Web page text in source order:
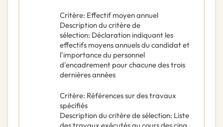
Critère: Effectif moyen annuel
Description du critère de
sélection: Déclaration indiquant les
effectifs moyens annuels du candidat et
l'importance du personnel
d'encadrement pour chacune des trois
dernières années
Critère: Références sur des travaux
spécifiés
Description du critère de sélection: Liste